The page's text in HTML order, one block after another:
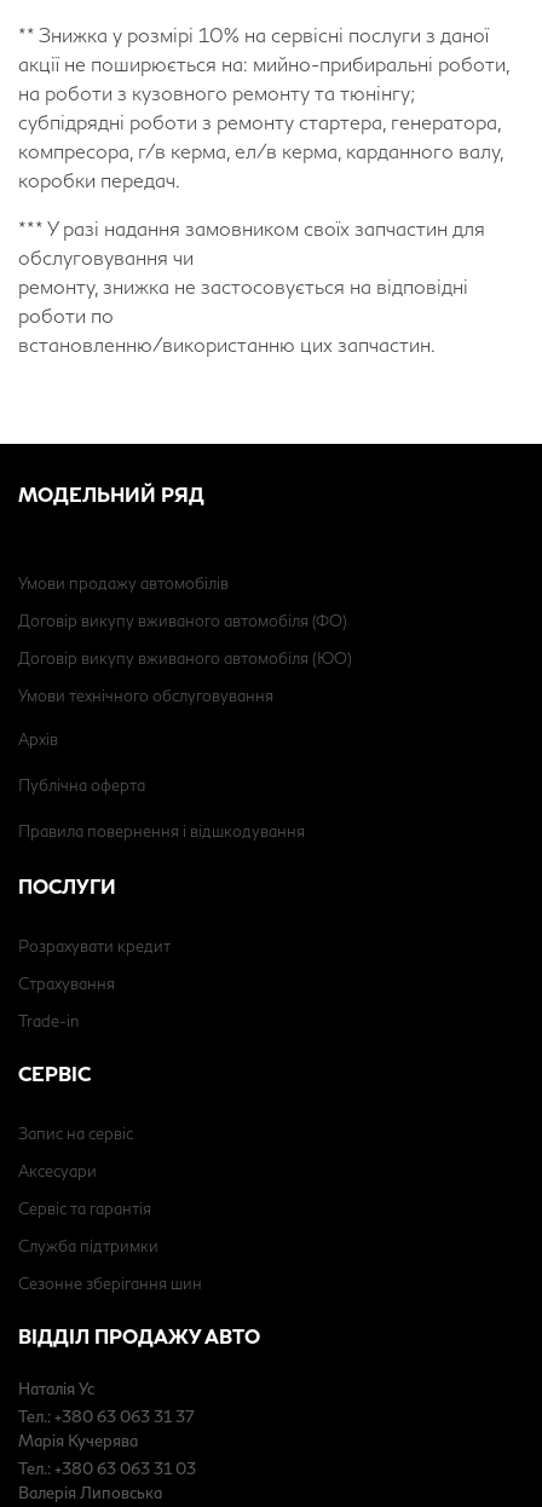
** Знижка у розмірі 10% на сервісні послуги з даної
акції не поширюється на: мийно-прибиральні роботи,
на роботи з кузовного ремонту та тюнінгу;
субпідрядні роботи з ремонту стартера, генератора,
компресора, г/в керма, ел/в керма, карданного валу,
коробки передач.
*** У разі надання замовником своїх запчастин для
обслуговування чи
ремонту, знижка не застосовується на відповідні
роботи по
встановленню/використанню цих запчастин.
МОДЕЛЬНИЙ РЯД
Умови продажу автомобілів
Договір викупу вживаного автомобіля (ФО)
Договір викупу вживаного автомобіля (ЮО)
Умови технічного обслуговування
Архів
Публічна оферта
Правила повернення і відшкодування
ПОСЛУГИ
Розрахувати кредит
Страхування
Trade-in
СЕРВІС
Запис на сервіс
Аксесуари
Сервіс та гарантія
Служба підтримки
Сезонне зберігання шин
ВІДДІЛ ПРОДАЖУ АВТО
Наталія Ус
Тел.: +380 63 063 31 37
Марія Кучерява
Тел.: +380 63 063 31 03
Валерія Липовська